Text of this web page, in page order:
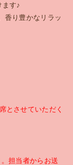
す♪
香り豊かなリラッ
とさせていただく
担当者からお送